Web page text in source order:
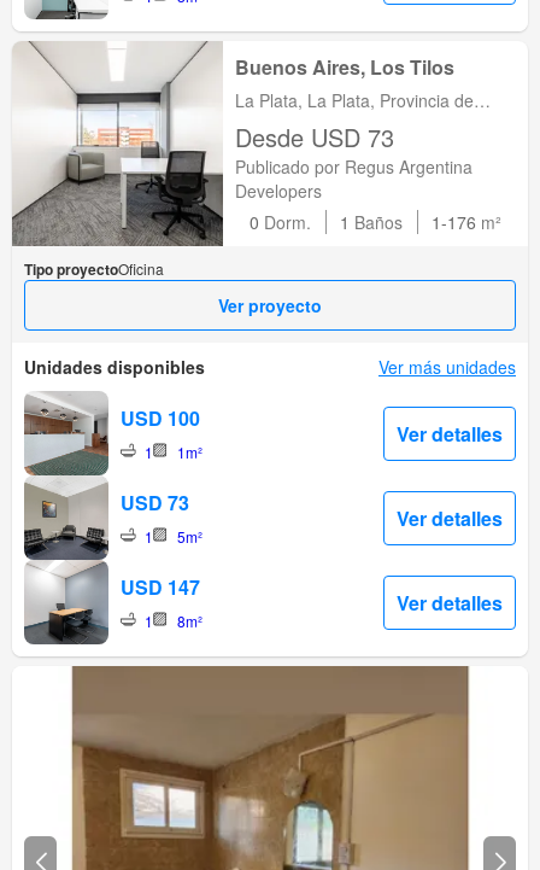
Buenos Aires, Los Tilos
La Plata, La Plata, Provincia de
Buenos Aires
Desde USD 73
Publicado por Regus Argentina
Developers
0 Dorm. 1 Baños 1-176 m²
Tipo proyectoOficina
Ver proyecto
Unidades disponibles Ver más unidades
USD 100
1 1m²
Ver detalles
USD 73
1 5m²
Ver detalles
USD 147
1 8m²
Ver detalles